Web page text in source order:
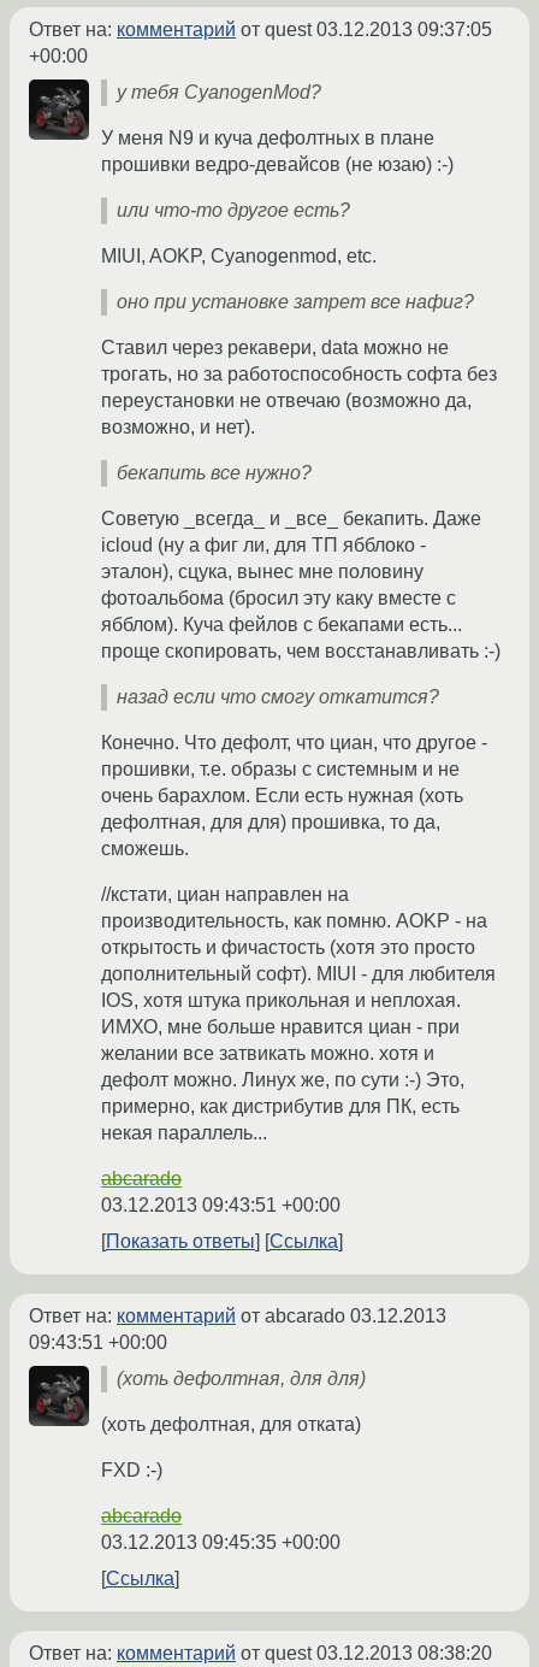
Ответ на: комментарий от quest03.12.2013 09:37:05
+00:00
у тебя CyanogenMod?
У меня N9 и куча дефолтных в плане
прошивки ведро-девайсов (не юзаю) :-)
или что-то другое есть?
MIUI, AOKP, Cyanogenmod, etc.
оно при установке затрет все нафиг?
Ставил через рекавери, data можно не
трогать, но за работоспособность софта без
переустановки не отвечаю (возможно да,
возможно, и нет).
бекапить все нужно?
Советую _всегда_ и _все_ бекапить. Даже
icloud (ну а фиг ли, для ТП ябблоко -
эталон), сцука, вынес мне половину
фотоальбома (бросил эту каку вместе с
ябблом). Куча фейлов с бекапами есть...
проще скопировать, чем восстанавливать :-)
назад если что смогу откатится?
Конечно. Что дефолт, что циан, что другое -
прошивки, т.е. образы с системным и не
очень барахлом. Если есть нужная (хоть
дефолтная, для для) прошивка, то да,
сможешь.
//кстати, циан направлен на
производительность, как помню. AOKP - на
открытость и фичастость (хотя это просто
дополнительный софт). MIUI - для любителя
IOS, хотя штука прикольная и неплохая.
ИМХО, мне больше нравится циан - при
желании все затвикать можно. хотя и
дефолт можно. Линух же, по сути :-) Это,
примерно, как дистрибутив для ПК, есть
некая параллель...
abcarado
03.12.2013 09:43:51 +00:00
Показать ответы
Ссылка
Ответ на: комментарий от abcarado 03.12.2013
09:43:51 +00:00
(хоть дефолтная, для для)
(хоть дефолтная, для отката)
FXD :-)
abcarado
03.12.2013 09:45:35 +00:00
Ссылка
Ответ на: комментарий от quest03.12.2013 08:38:20